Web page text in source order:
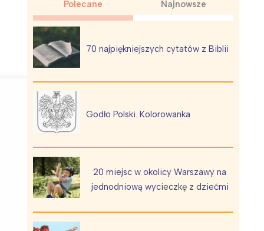
Polecane Najnowsze
70 najpiękniejszych cytatów z Biblii
Godło Polski. Kolorowanka
20 miejsc w okolicy Warszawy na
jednodniową wycieczkę z dziećmi